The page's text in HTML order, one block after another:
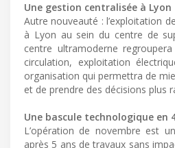
Une gestion centralisée à Lyon
Autre nouveauté : l’exploitation
à Lyon au sein du centre de
centre ultramoderne
circulation, exploitation
organisation qui permettra de
et de prendre des décisions plus
Une bascule technologique en
L’opération de novembre est
après 5 ans de travaux sans